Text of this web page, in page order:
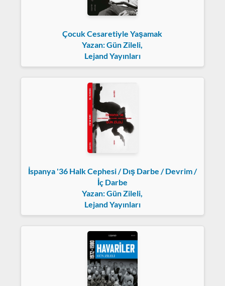
Çocuk Cesaretiyle Yaşamak
Yazan: Gün Zileli,
Lejand Yayınları
İspanya '36 Halk Cephesi / Dış Darbe / Devrim /
İç Darbe
Yazan: Gün Zileli,
Lejand Yayınları